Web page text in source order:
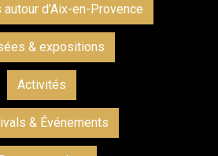
autour d'Aix-en-Provence
& expositions
Activités
& Événements